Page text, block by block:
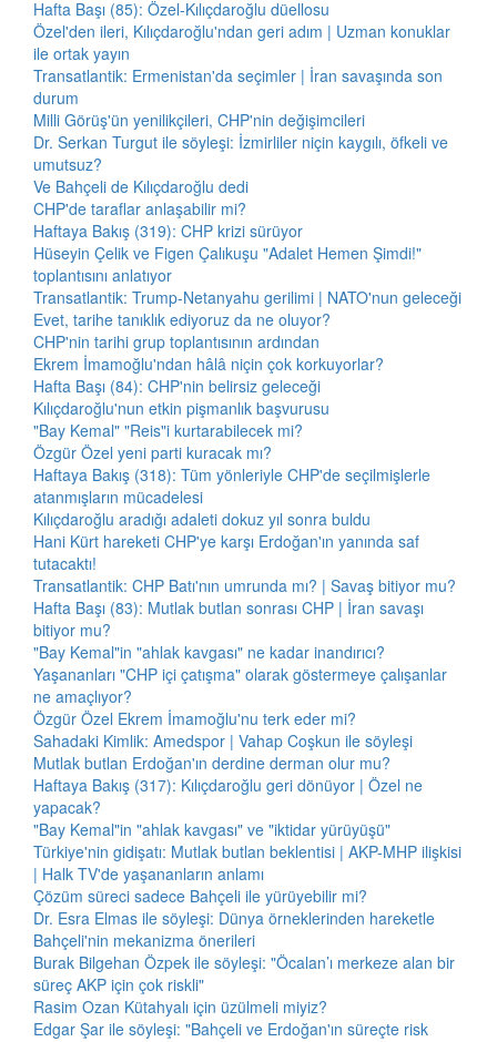
Hafta Başı (85): Özel-Kılıçdaroğlu düellosu
Özel'den ileri, Kılıçdaroğlu'ndan geri adım | Uzman konuklar
ile ortak yayın
Transatlantik: Ermenistan'da seçimler | İran savaşında son
durum
Milli Görüş'ün yenilikçileri, CHP'nin değişimcileri
Dr. Serkan Turgut ile söyleşi: İzmirliler niçin kaygılı, öfkeli ve
umutsuz?
Ve Bahçeli de Kılıçdaroğlu dedi
CHP'de taraflar anlaşabilir mi?
Haftaya Bakış (319): CHP krizi sürüyor
Hüseyin Çelik ve Figen Çalıkuşu "Adalet Hemen Şimdi!"
toplantısını anlatıyor
Transatlantik: Trump-Netanyahu gerilimi | NATO'nun geleceği
Evet, tarihe tanıklık ediyoruz da ne oluyor?
CHP'nin tarihi grup toplantısının ardından
Ekrem İmamoğlu'ndan hâlâ niçin çok korkuyorlar?
Hafta Başı (84): CHP'nin belirsiz geleceği
Kılıçdaroğlu'nun etkin pişmanlık başvurusu
"Bay Kemal" "Reis"i kurtarabilecek mi?
Özgür Özel yeni parti kuracak mı?
Haftaya Bakış (318): Tüm yönleriyle CHP'de seçilmişlerle
atanmışların mücadelesi
Kılıçdaroğlu aradığı adaleti dokuz yıl sonra buldu
Hani Kürt hareketi CHP'ye karşı Erdoğan'ın yanında saf
tutacaktı!
Transatlantik: CHP Batı'nın umrunda mı? | Savaş bitiyor mu?
Hafta Başı (83): Mutlak butlan sonrası CHP | İran savaşı
bitiyor mu?
"Bay Kemal"in "ahlak kavgası" ne kadar inandırıcı?
Yaşananları "CHP içi çatışma" olarak göstermeye çalışanlar
ne amaçlıyor?
Özgür Özel Ekrem İmamoğlu'nu terk eder mi?
Sahadaki Kimlik: Amedspor | Vahap Coşkun ile söyleşi
Mutlak butlan Erdoğan'ın derdine derman olur mu?
Haftaya Bakış (317): Kılıçdaroğlu geri dönüyor | Özel ne
yapacak?
"Bay Kemal"in "ahlak kavgası" ve "iktidar yürüyüşü"
Türkiye'nin gidişatı: Mutlak butlan beklentisi | AKP-MHP ilişkisi
| Halk TV'de yaşananların anlamı
Çözüm süreci sadece Bahçeli ile yürüyebilir mi?
Dr. Esra Elmas ile söyleşi: Dünya örneklerinden hareketle
Bahçeli'nin mekanizma önerileri
Burak Bilgehan Özpek ile söyleşi: "Öcalan’ı merkeze alan bir
süreç AKP için çok riskli"
Rasim Ozan Kütahyalı için üzülmeli miyiz?
Edgar Şar ile söyleşi: "Bahçeli ve Erdoğan'ın süreçte risk